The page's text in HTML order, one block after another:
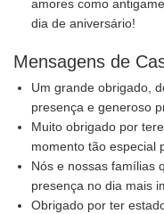
amores como
dia de aniversário!
Mensagens de
Um grande obrigado,
presença e generoso
Muito obrigado por
momento tão especial
Nós e nossas famílias
presença no dia mais
Obrigado por ter